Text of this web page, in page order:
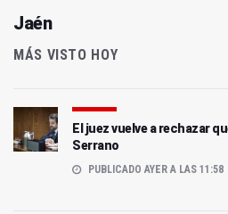
Jaén
MÁS VISTO HOY
El juez vuelve a rechazar
Serrano
PUBLICADO AYER A LAS 11:58